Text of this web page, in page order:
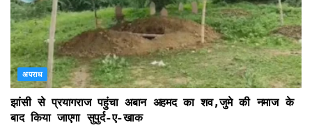
अपराध
झांसी से प्रयागराज पहुंचा अबान अहमद का शव,जुमे की नमाज के
बाद किया जाएगा सुपुर्द-ए-खाक